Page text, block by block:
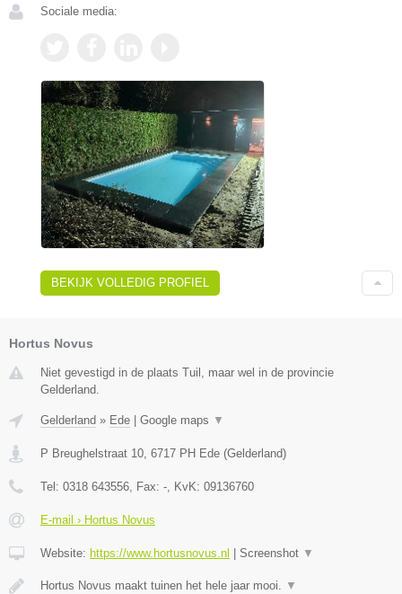
Sociale media:
BEKIJK VOLLEDIG PROFIEL
Hortus Novus
Niet gevestigd in de plaats Tuil, maar wel in de provincie
Gelderland.
Gelderland » Ede Google maps ▼
P Breughelstraat 10 6717 PH Ede (Gelderland)
Tel: 0318 643556 , Fax: - , KvK: 09136760
E-mail › Hortus Novus
Website: https://www.hortusnovus.nl Screenshot ▼
Hortus Novus maakt tuinen het hele jaar mooi. ▼